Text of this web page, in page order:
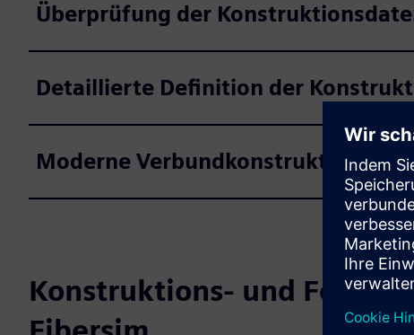
Überprüfung der
Detaillierte Definition der
Moderne Verbundkonstruktion mit
Konstruktions- und